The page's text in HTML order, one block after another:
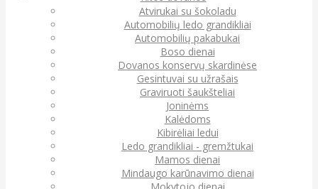
Atvirukai su šokoladu
Automobilių ledo grandikliai
Automobilių pakabukai
Boso dienai
Dovanos konservų skardinėse
Gesintuvai su užrašais
Graviruoti šaukšteliai
Joninėms
Kalėdoms
Kibirėliai ledui
Ledo grandikliai - gremžtukai
Mamos dienai
Mindaugo karūnavimo dienai
Mokytojo dienai